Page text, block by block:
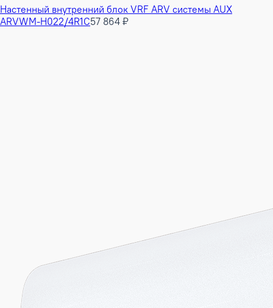
Настенный внутренний блок VRF ARV системы AUX
ARVWM-H022/4R1C57 864 ₽